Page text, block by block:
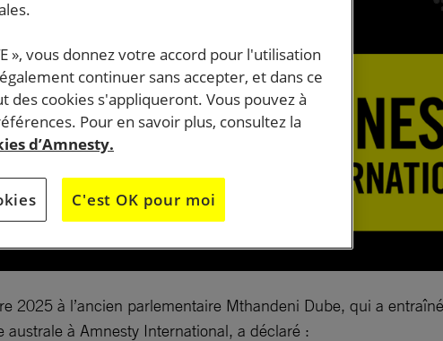
2025 à l’ancien parlementaire Mthandeni Dube, qui a
australe à Amnesty International, a déclaré :
», vous donnez votre accord pour l'utilisation
continuer sans accepter, et dans ce
des cookies s'appliqueront. Vous pouvez à
Pour en savoir plus, consultez la
d’Amnesty.
C'est OK pour moi